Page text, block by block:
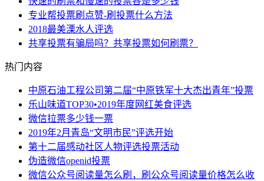
专业帮投票刷点赞-刷投票什么方法
2018最美溧水人评选
共享投票有骗局吗？共享投票如何刷票？
热门内容
中原石油工程公司第二届“中原铁军十大杰出青年”投票
乐山味道TOP30•2019年度网红美食评选
微信拉票多少钱一票
2019年2月青岛“文明市民”评选开始
第十二届感动社区人物评选投票活动
伪造微信openid投票
微信公众号阅读量怎么刷，刷公众号阅读量价格怎么收